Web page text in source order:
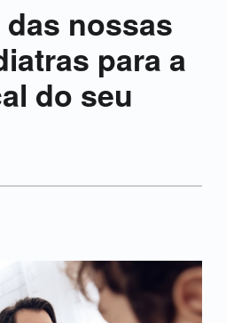
nossas
para a
do seu